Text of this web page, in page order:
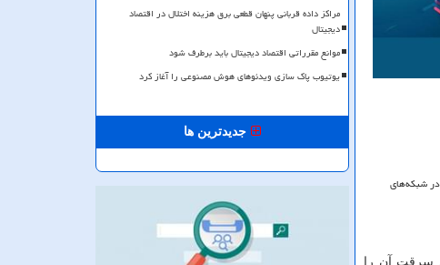
در شبکه‌های
سرقت آن را
مراکز داده قربانی پنهان قطعی برق هزینه اختلال در اقتصاد
دیجیتال
موانع مقرراتی اقتصاد دیجیتال باید برطرف شود
یوتیوب پاک سازی ویدئوهای هوش مصنوعی را آغاز کرد
جدیدترین ها